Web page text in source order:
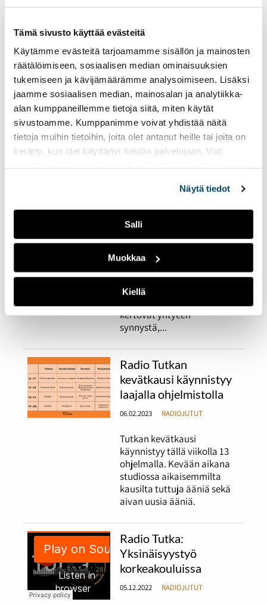
Tämä sivusto käyttää evästeitä
Käytämme evästeitä tarjoamamme sisällön ja mainosten
räätälöimiseen, sosiaalisen median ominaisuuksien
tukemiseen ja kävijämäärämme analysoimiseen. Lisäksi
jaamme sosiaalisen median, mainosalan ja analytiikka-
alan kumppaneillemme tietoja siitä, miten käytät
sivustoamme. Kumppanimme voivat yhdistää näitä
tietoja muihin tietoihin, joita olet antanut heille tai joita on
kerätty, kun olet käyttänyt heidän palvelujaan. Voit
Näytä tiedot
Salli
Muokkaa
Kiellä
Radio Tutka ·Allu&Jallu Show: Haastattelussa Stoned Statues
Statues
RADIOJUTUT
Janin etähaastattelussa
kolmella Emma-
ehdokkuudella huomioitu
Stoned Statues! Bändin
jäsenet kertovat muun
muassa siitä, millaista on...
Allu&Jallu Show:
Haastattelussa
20.03.2023
RADIOJUTUT
Janin etähaastattelussa
mikkeliläisbändi Balance
Breachin Aleksi Paasonen
kertovat yhtyeen
synnystä,...
Radio Tutkan
kevätkausi käynnistyy
laajalla ohjelmistolla
06.02.2023 RADIOJUTUT
Tutkan kevätkausi
käynnistyy tällä viikolla 13
ohjelmalla. Kevään aikana
studiossa aikaisemmilta
kausilta tuttuja ääniä sekä
aivan uusia ääniä.
Radio Tutka:
Yksinäisyystyö
korkeakouluissa
05.12.2022 RADIOJUTUT